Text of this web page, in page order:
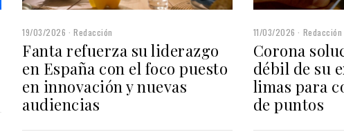
19/03/2026 Redacción
Fanta refuerza su liderazgo
en España con el foco puesto
en innovación y nuevas
audiencias
11/03/2026 Redacción
Corona
débil de su
limas para
de puntos